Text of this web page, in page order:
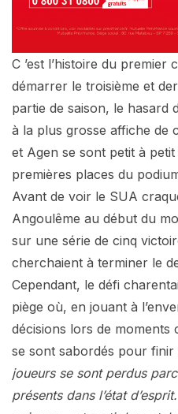
C ’est l’histoire du
démarrer le troisième et
partie de saison, le hasard
à la plus grosse affiche de
et Agen se sont petit à
premières places du
Avant de voir le SUA
Angoulême au début du
sur une série de cinq
cherchaient à terminer le
Cependant, le défi
piège où, en jouant à
décisions lors de moments
se sont sabordés pour finir
joueurs se sont perdus
présents dans l’état